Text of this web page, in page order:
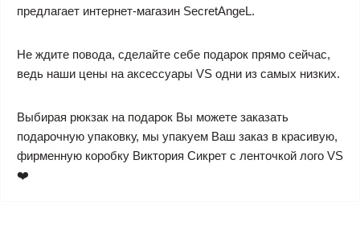
предлагает интернет-магазин SecretAngeL.
Не ждите повода, сделайте себе подарок прямо сейчас,
ведь наши цены на аксессуары VS одни из самых низких.
Выбирая рюкзак на подарок Вы можете заказать
подарочную упаковку, мы упакуем Ваш заказ в красивую,
фирменную коробку Виктория Сикрет с ленточкой лого VS
❤️